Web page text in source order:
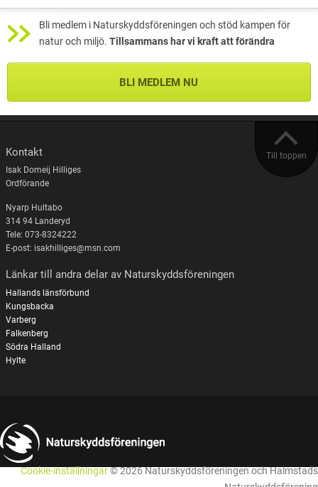
Bli medlem i Naturskyddsföreningen och stöd kampen för
natur och miljö. Tillsammans har vi kraft att förändra
BLI MEDLEM NU
Till toppen
Kontakt
Isak Domeij Hilliges
Ordförande
Nyarp Hultabo
314 94 Landeryd
Tele: 073-8324222
E-post: isakhilliges@msn.com
Länkar till andra delar av Naturskyddsföreningen
Hallands länsförbund
Kungsbacka
Varberg
Falkenberg
Södra Halland
Hylte
Cookie-inställningar© 2026 Naturskyddsföreningen och Halmstads